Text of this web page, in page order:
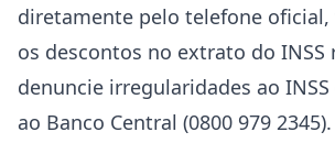
diretamente pelo telefone
os descontos no extrato do
denuncie irregularidades ao INSS
ao Banco Central (0800 979 2345).